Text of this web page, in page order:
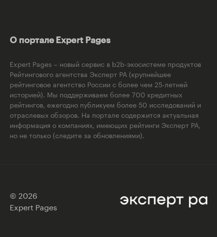
О портале Expert Pages
Expert Pages – новый сервис в b2b-экосистеме продуктов
Рейтингового агентства Эксперт РА (крупнейшее
рейтинговое агентство России с более чем 25-летней
историей). Мы поддерживаем более 700 кредитных
рейтингов, ежегодно публикуем более 50 исследований и
отраслевых обзоров. На портале содержится актуальная
информация о компаниях, имеющих рейтинги Эксперт РА,
но не только (следите за обновлениями).
© 2026
Expert Pages